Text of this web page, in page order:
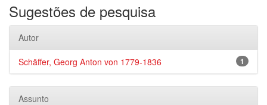
Sugestões de pesquisa
Autor
1
Schäffer, Georg Anton von 1779-1836
Assunto